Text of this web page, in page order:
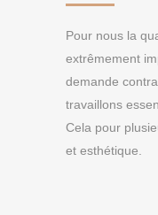
Pour nous la
extrêmement
demande
travaillons
Cela pour
et esthétique.